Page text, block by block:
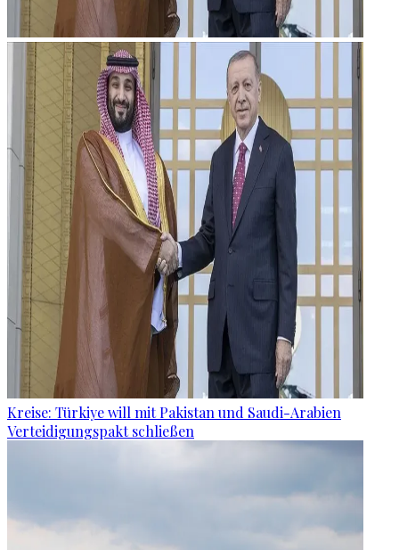
Kreise: Türkiye will mit Pakistan und Saudi-Arabien
Verteidigungspakt schließen